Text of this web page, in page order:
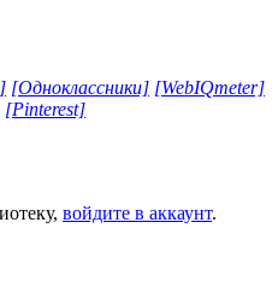
[Одноклассники] [WebIQmeter]
[Pinterest]
войдите в аккаунт.